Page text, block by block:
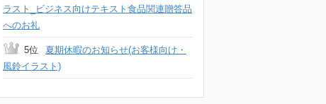
ラスト_ビジネス向けテキスト食品関連贈答品
へのお礼
5位
夏期休暇のお知らせ(お客様向け・
風鈴イラスト)